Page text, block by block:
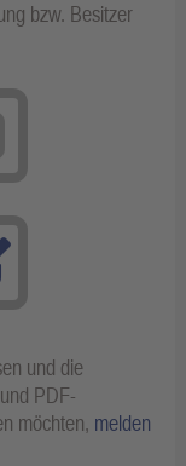
bzw. Besitzer
und die
PDF-
möchten, melden